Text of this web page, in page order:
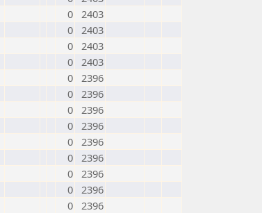
0 2403
0 2403
0 2403
0 2403
0 2396
0 2396
0 2396
0 2396
0 2396
0 2396
0 2396
0 2396
0 2396